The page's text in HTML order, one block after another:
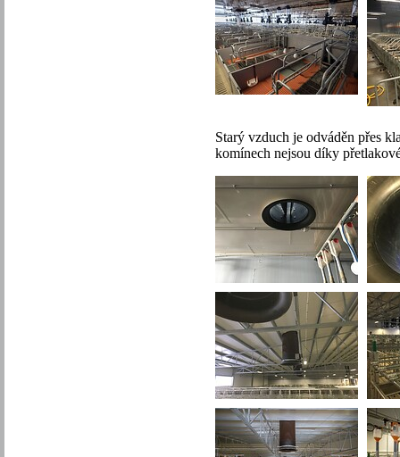
Starý vzduch je odváděn přes
komínech nejsou díky